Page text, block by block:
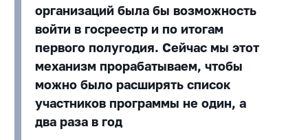
организаций была бы возможность
войти в госреестр и по итогам
первого полугодия. Сейчас мы этот
механизм прорабатываем, чтобы
можно было расширять список
участников программы не один, а
два раза в год